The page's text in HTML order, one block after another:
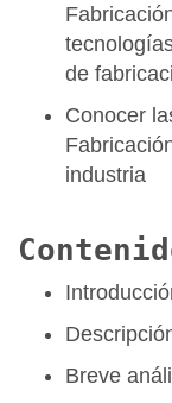
de
Conocer
industria
Breve